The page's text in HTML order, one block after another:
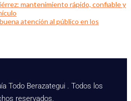
mantenimiento rápido, confiable y
atención al público en los
Todo Berazategui . Todos los
reservados.